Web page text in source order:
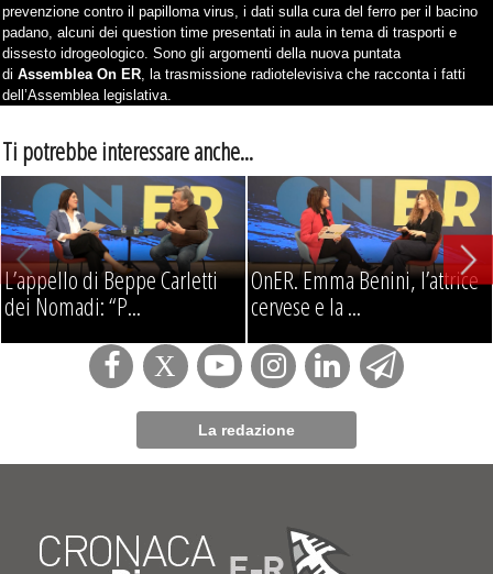
prevenzione contro il papilloma virus, i dati sulla cura del ferro per il bacino
padano, alcuni dei question time presentati in aula in tema di trasporti e
dissesto idrogeologico. Sono gli argomenti della nuova puntata
diAssemblea On ER , la trasmissione radiotelevisiva che racconta i fatti
dell’Assemblea legislativa.
Ti potrebbe interessare anche...
L’appello di Beppe Carletti
dei Nomadi: “P...
OnER. Emma Benini, l’attrice
cervese e la ...
La redazione